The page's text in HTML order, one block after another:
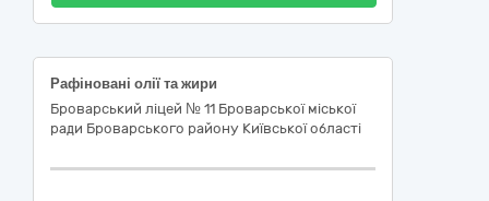
Рафіновані олії та жири
Броварський ліцей № 11 Броварської міської
ради Броварського району Київської області